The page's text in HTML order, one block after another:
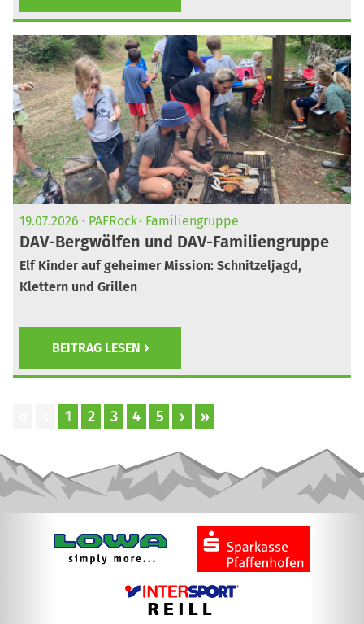
19.07.2026 PAFRock Familiengruppe
DAV-Bergwölfen und DAV-Familiengruppe
Elf Kinder auf geheimer Mission: Schnitzeljagd,
Klettern und Grillen
BEITRAG LESEN
1 2 3 4 5 › »